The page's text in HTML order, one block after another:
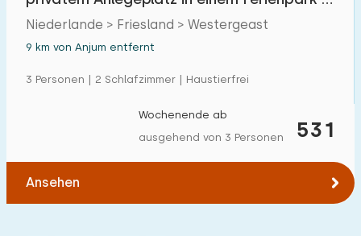
Friesland
Niederlande > Friesland > Westergeast
9 km von Anjum entfernt
3 Personen | 2 Schlafzimmer | Haustierfrei
531
Wochenende ab
ausgehend von 3 Personen
Ansehen